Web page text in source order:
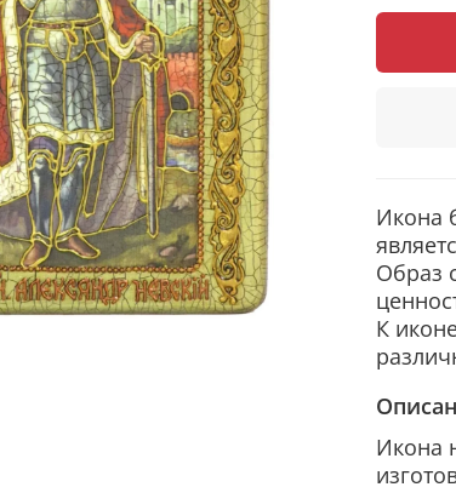
Икона
Образ
К
Икона